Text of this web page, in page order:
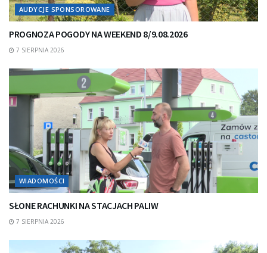
AUDYCJE SPONSOROWANE
PROGNOZA POGODY NA WEEKEND 8/9.08.2026
7 SIERPNIA 2026
WIADOMOŚCI
SŁONE RACHUNKI NA STACJACH PALIW
7 SIERPNIA 2026